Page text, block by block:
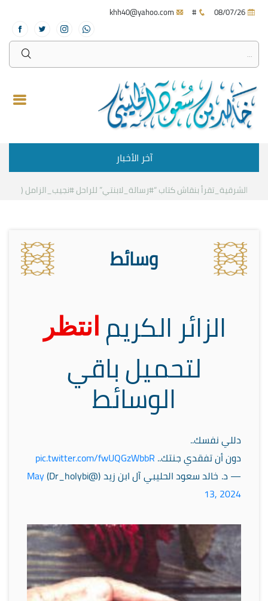
#
آخر الأخبار
كتاب “#رسالة_لابنتي” للراحل #نجيب_الزامل (رحمه الله). رحلة
وسائط
الزائر الكريم انتظر
لتحميل باقي
الوسائط
دللي نفسك..
دون أن تفقدي جنتك.. pic.twitter.com/fwUQGzWbbR
— د. خالد سعود الحليبي آل ابن زيد (@Dr_holybi)
May
13, 2024